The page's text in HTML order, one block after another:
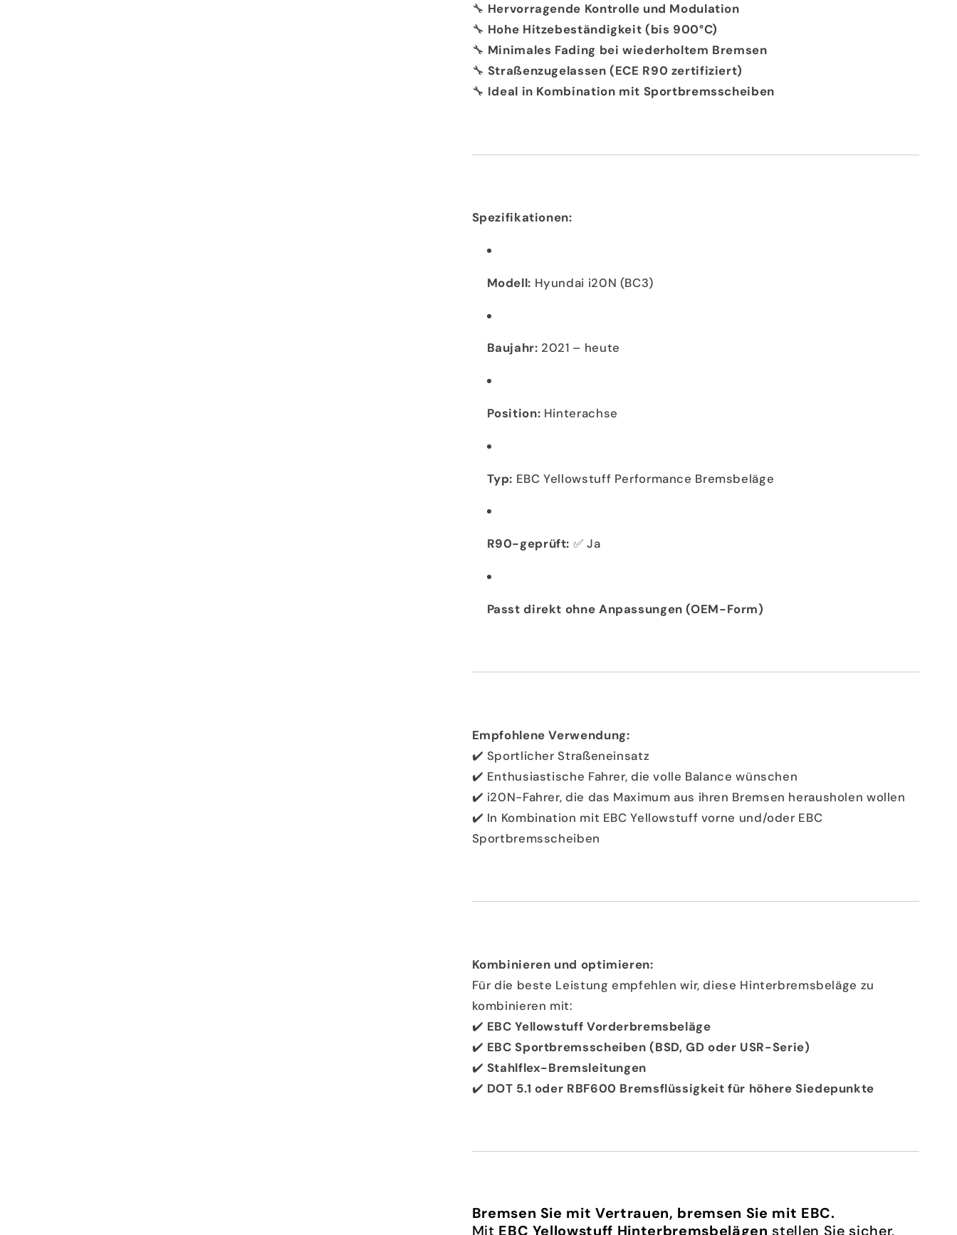
🔧 Hervorragende Kontrolle und Modulation
🔧 Hohe Hitzebeständigkeit (bis 900°C)
🔧 Minimales Fading bei wiederholtem Bremsen
🔧 Straßenzugelassen (ECE R90 zertifiziert)
🔧 Ideal in Kombination mit Sportbremsscheiben
Spezifikationen:
Modell: Hyundai i20N (BC3)
Baujahr: 2021 – heute
Position: Hinterachse
Typ: EBC Yellowstuff Performance Bremsbeläge
R90-geprüft: ✅ Ja
Passt direkt ohne Anpassungen (OEM-Form)
Empfohlene Verwendung:
✔️ Sportlicher Straßeneinsatz
✔️ Enthusiastische Fahrer, die volle Balance wünschen
✔️ i20N-Fahrer, die das Maximum aus ihren Bremsen herausholen wollen
✔️ In Kombination mit EBC Yellowstuff vorne und/oder EBC
Sportbremsscheiben
Kombinieren und optimieren:
Für die beste Leistung empfehlen wir, diese Hinterbremsbeläge zu
kombinieren mit:
✔️ EBC Yellowstuff Vorderbremsbeläge
✔️ EBC Sportbremsscheiben (BSD, GD oder USR-Serie)
✔️ Stahlflex-Bremsleitungen
✔️ DOT 5.1 oder RBF600 Bremsflüssigkeit für höhere Siedepunkte
Bremsen Sie mit Vertrauen, bremsen Sie mit EBC.
Mit EBC Yellowstuff Hinterbremsbelägen stellen Sie sicher,